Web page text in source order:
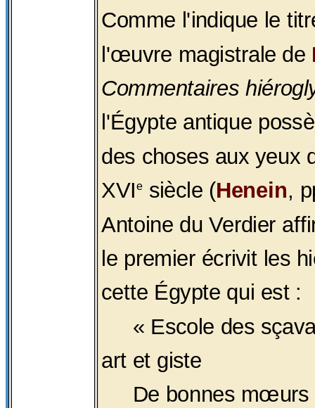
Comme l'indique le
l'œuvre magistrale de
Commentaires
l'Égypte antique
des choses aux yeux
XVIesiècle (Henein,
Antoine du Verdier
le premier écrivit les
cette Égypte qui est :
« Escole des
art et giste
De bonnes mœurs